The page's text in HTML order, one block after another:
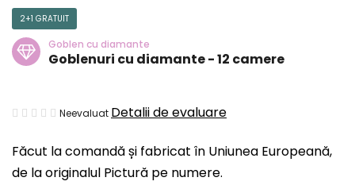
Făcut la comandă și fabricat în Uniunea Europeană,
de la originalul Pictură pe numere.
2+1 GRATUIT
Goblen cu diamante
Goblenuri cu diamante - 12 camere
Evaluarea
a
produsului
Neevaluat Detalii de evaluare